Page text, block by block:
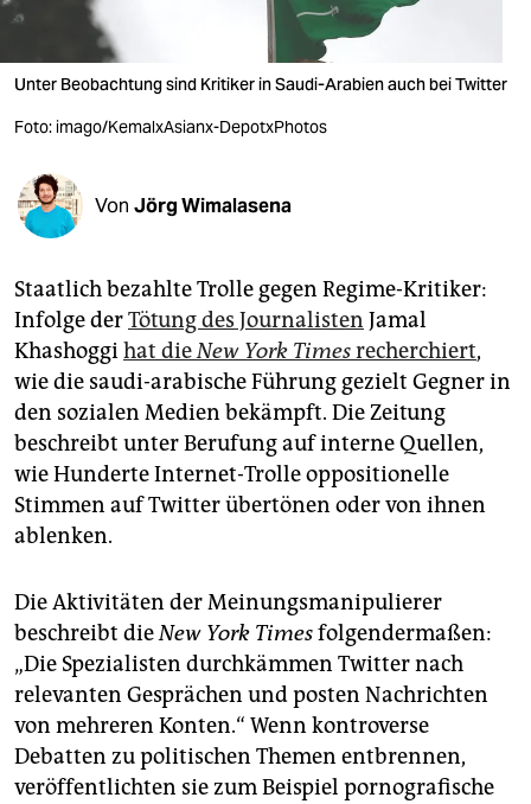
verlag
verlag
fragen & hilfe
abo
genossenschaft
epaper login
Unter Beobachtung sind Kritiker in Saudi-Arabien auch bei Twitter
Foto: imago/KemalxAsianx-DepotxPhotos
Von Jörg Wimalasena
Staatlich bezahlte Trolle gegen Regime-Kritiker:
Infolge derTötung des Journalisten Jamal
Khashoggihat dieNew York Timesrecherchiert,
wie die saudi-arabische Führung gezielt Gegner in
den sozialen Medien bekämpft. Die Zeitung
beschreibt unter Berufung auf interne Quellen,
wie Hunderte Internet-Trolle oppositionelle
Stimmen auf Twitter übertönen oder von ihnen
ablenken.
Die Aktivitäten der Meinungsmanipulierer
beschreibt dieNew York Timesfolgendermaßen:
„Die Spezialisten durchkämmen Twitter nach
relevanten Gesprächen und posten Nachrichten
von mehreren Konten.“ Wenn kontroverse
Debatten zu politischen Themen entbrennen,
veröffentlichten sie zum Beispiel pornografische